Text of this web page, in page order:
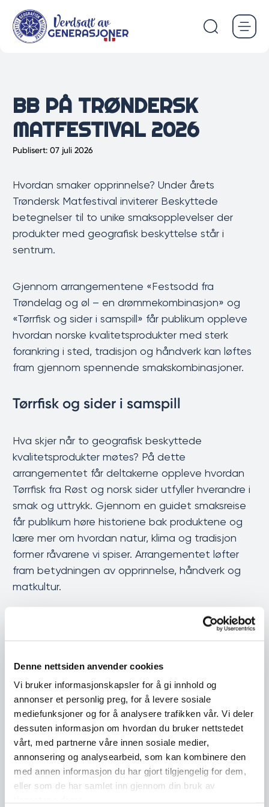
Denne nettsiden anvender cookies
Vi bruker informasjonskapsler for å gi innhold og
annonser et personlig preg, for å levere sosiale
mediefunksjoner og for å analysere trafikken vår. Vi deler
dessuten informasjon om hvordan du bruker nettstedet
vårt, med partnerne våre innen sosiale medier,
annonsering og analysearbeid, som kan kombinere den
med annen informasjon du har gjort tilgjengelig for dem,
eller som de har samlet inn gjennom din bruk av
hovedinnhold
BB PÅ TRØNDERSK
MATFESTIVAL 2026
Publisert: 07 juli 2026
Hvordan smaker opprinnelse? Under årets
Trøndersk Matfestival inviterer Beskyttede
betegnelser til to unike smaksopplevelser der
produkter med geografisk beskyttelse står i
sentrum.
Gjennom arrangementene «Festsodd fra
Trøndelag og øl – en drømmekombinasjon» og
«Tørrfisk og sider i samspill» får publikum oppleve
hvordan norske kvalitetsprodukter med sterk
forankring i sted, tradisjon og håndverk kan løftes
fram gjennom spennende smakskombinasjoner.
Tørrfisk og sider i samspill
Hva skjer når to geografisk beskyttede
kvalitetsprodukter møtes? På dette
arrangementet får deltakerne oppleve hvordan
Tørrfisk fra Røst og norsk sider utfyller hverandre i
smak og uttrykk. Gjennom en guidet smaksreise
får publikum høre historiene bak produktene og
lære mer om hvordan natur, klima og tradisjon
former råvarene vi spiser. Arrangementet løfter
fram betydningen av opprinnelse, håndverk og
matkultur.
Tørrfisk og sider i samspill
Festsodd og øl – tradisjon møter nye
smaker
Festsodd fra Trøndelag er et av Norges mest
kjente produkter med beskyttet geografisk
betegnelse. Under dette arrangementet får